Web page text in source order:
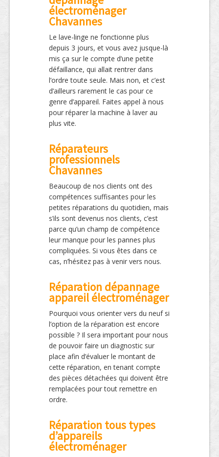
électroménager
Chavannes
Le lave-linge ne fonctionne plus
depuis 3 jours, et vous avez jusque-là
mis ça sur le compte d’une petite
défaillance, qui allait rentrer dans
l’ordre toute seule. Mais non, et c’est
d’ailleurs rarement le cas pour ce
genre d’appareil. Faites appel à nous
pour réparer la machine à laver au
plus vite.
Réparateurs
professionnels
Chavannes
Beaucoup de nos clients ont des
compétences suffisantes pour les
petites réparations du quotidien, mais
s’ils sont devenus nos clients, c’est
parce qu’un champ de compétence
leur manque pour les pannes plus
compliquées. Si vous êtes dans ce
cas, n’hésitez pas à venir vers nous.
Réparation dépannage
appareil électroménager
Pourquoi vous orienter vers du neuf si
l’option de la réparation est encore
possible ? Il sera important pour nous
de pouvoir faire un diagnostic sur
place afin d’évaluer le montant de
cette réparation, en tenant compte
des pièces détachées qui doivent être
remplacées pour tout remettre en
ordre.
Réparation tous types
d’appareils
électroménager